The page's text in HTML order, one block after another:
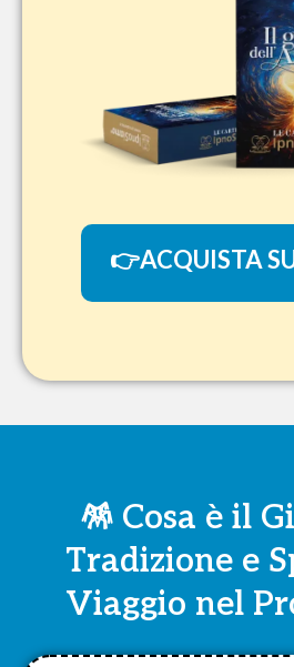
👉ACQUISTA
🪅 Cosa è il
Tradizione e
Viaggio nel